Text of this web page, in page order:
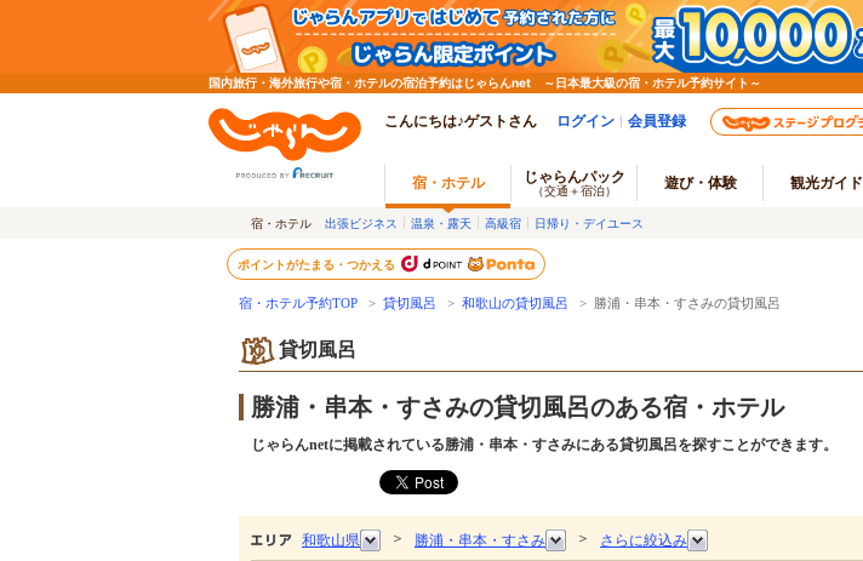
国内旅行・海外旅行や宿・ホテルの宿泊予約はじゃらんnet ～日本最大級の宿・ホテル予約サイト～
こんにちは♪ゲストさん ログイン 会員登録
宿・ホテル じゃらんパック
（交通＋宿泊） 遊び・体験 観光ガイド
宿・ホテル 出張ビジネス 温泉・露天 高級宿 日帰り・デイユース
ポイントがたまる・つかえる
宿・ホテル予約TOP > 貸切風呂 > 和歌山の貸切風呂 > 勝浦・串本・すさみの貸切風呂
貸切風呂
勝浦・串本・すさみの貸切風呂のある宿・ホテル
じゃらんnetに掲載されている勝浦・串本・すさみにある貸切風呂を探すことができます。
和歌山県 ＞ 勝浦・串本・すさみ ＞ さらに絞込み